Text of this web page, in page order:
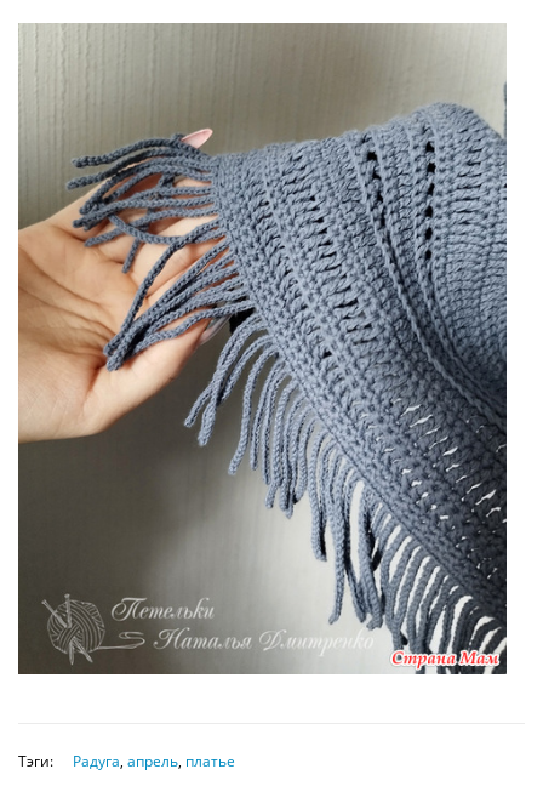
Тэги: Радуга, апрель, платье